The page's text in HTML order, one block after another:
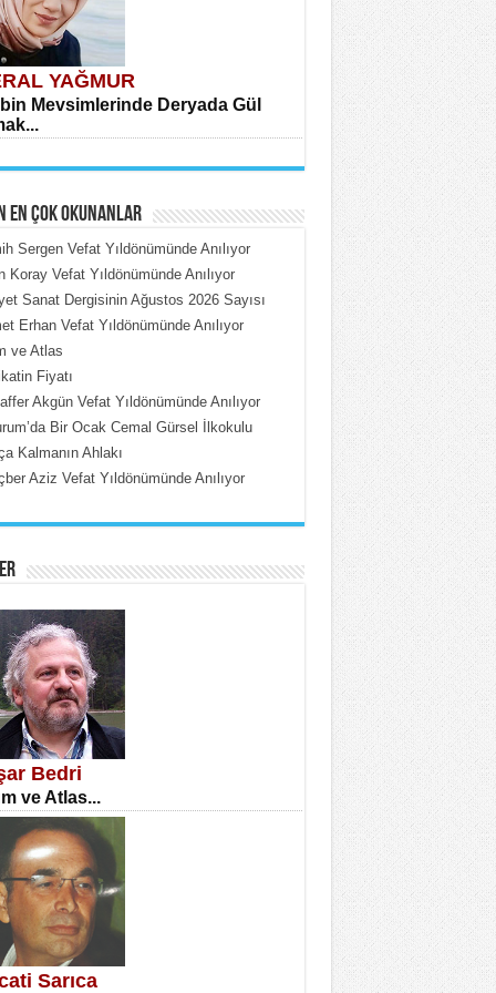
YAĞMUR
Mevsimlerinde Deryada Gül
ÇOBAN
Put Dışardaki Maskeler...
ÜMİT ÇETİNKAYA
DİLEK ARSLAN
Günü Mahkemesi...
EN ÇOK OKUNANLAR
Sergen Vefat Yıldönümünde Anılıyor
Koray Vefat Yıldönümünde Anılıyor
Sanat Dergisinin Ağustos 2026 Sayısı
Erhan Vefat Yıldönümünde Anılıyor
ve Atlas
Fiyatı
Akgün Vefat Yıldönümünde Anılıyor
Bir Ocak Cemal Gürsel İlkokulu
Kalmanın Ahlakı
Aziz Vefat Yıldönümünde Anılıyor
Bedri
ve Atlas...
Sarıca